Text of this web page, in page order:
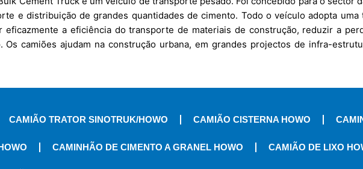
e distribuição de grandes quantidades de cimento. Todo o veículo adopta uma
eficazmente a eficiência do transporte de materiais de construção, reduzir a
camiões ajudam na construção urbana, em grandes projectos de infra-
CAMIÃO TRATOR SINOTRUK/HOWO CAMIÃO CISTERNA HOWO
CAMINHÃO DE CIMENTO A GRANEL HOWO CAMIÃO DE LIXO